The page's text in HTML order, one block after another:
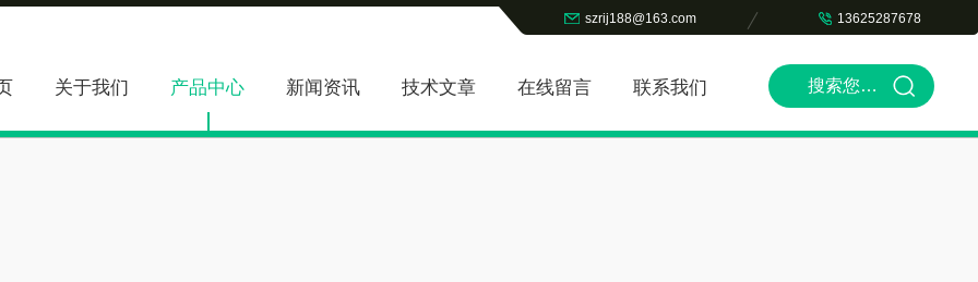
szrij188@163.com 13625287678
关于我们 产品中心 新闻资讯 技术文章 在线留言 联系我们